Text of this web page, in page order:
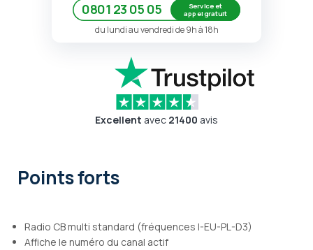
0801 23 05 05
Service et
appel gratuit
du lundi au vendredi de 9h à 18h
Excellent avec 21400 avis
Points forts
Radio CB multi standard (fréquences I-EU-PL-D3)
Affiche le numéro du canal actif